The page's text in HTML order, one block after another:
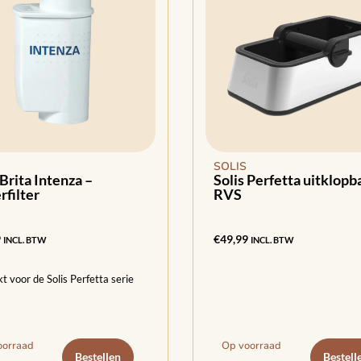
Intenza –
INCL. BTW
voor de Solis Perfetta serie
Bestellen
SOLIS
Solis Perfetta
RVS
€49,99 INCL. BTW
Op voorraad